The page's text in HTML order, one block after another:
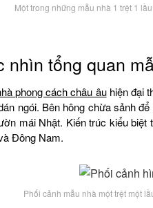
Một trong những mẫu nhà 1 trệt 1
nhìn tổng quan
phong cách châu âuhiện đại
ngói. Bên hông chừa sảnh
mái Nhật. Kiến trúc kiểu
Đông Nam.
Phối cảnh mẫu nhà một trệt một